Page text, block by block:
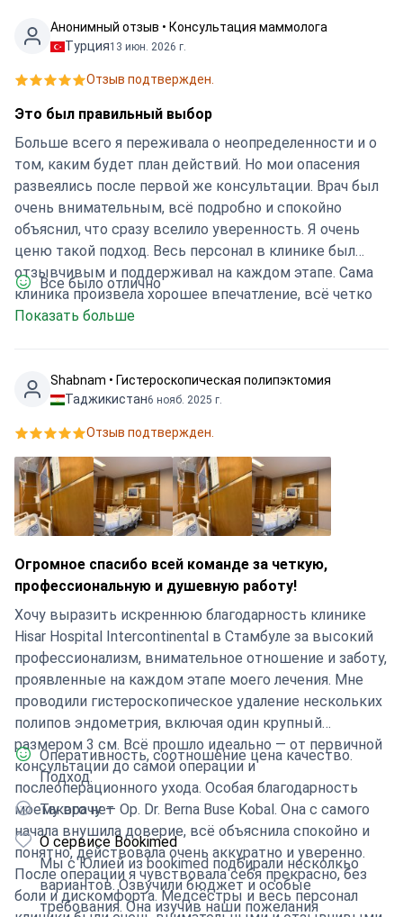
говорить о том, какими будут окончательные
Анонимный отзыв • Консультация маммолога
Турция13 июн. 2026 г.
Отзыв подтвержден.
Это был правильный выбор
Больше всего я переживала о неопределенности и о
том, каким будет план действий. Но мои опасения
развеялись после первой же консультации. Врач был
очень внимательным, всё подробно и спокойно
объяснил, что сразу вселило уверенность. Я очень
ценю такой подход. Весь персонал в клинике был
отзывчивым и поддерживал на каждом этапе. Сама
клиника произвела хорошее впечатление, всё четко
организовано. Сейчас я нахожусь на этапе
правильный выбор.
Все было отлично
Показать больше
Shabnam • Гистероскопическая полипэктомия
Таджикистан6 нояб. 2025 г.
Отзыв подтвержден.
Огромное спасибо всей команде за четкую,
профессиональную и душевную работу!
Хочу выразить искреннюю благодарность клинике
Hisar Hospital Intercontinental в Стамбуле за высокий
профессионализм, внимательное отношение и заботу,
проявленные на каждом этапе моего лечения. Мне
проводили гистероскопическое удаление нескольких
полипов эндометрия, включая один крупный
размером 3 см. Всё прошло идеально — от первичной
консультации до самой операции и
послеоперационного ухода. Особая благодарность
моему врачу — Op. Dr. Berna Buse Kobal. Она с самого
начала внушила доверие, всё объяснила спокойно и
понятно, действовала очень аккуратно и уверенно.
После операции я чувствовала себя прекрасно, без
боли и дискомфорта. Медсёстры и весь персонал
Оперативность, соотношение цена качество.
Подход.
Такого нет
О сервисе Bookimed
Мы с Юлией из bookimed подбирали несколкьо
вариантов. Озвучили бюджет и особые
требования. Она изучив наши пожелания